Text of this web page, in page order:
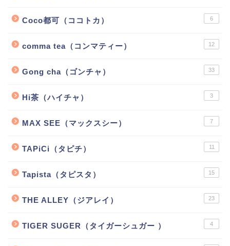
Coco都可（ココトカ） 6
comma tea（コンマティー） 12
Gong cha（ゴンチャ） 33
Hi茶（ハイチャ） 3
MAX SEE（マックスシー） 7
TAPiCi（タピチ） 11
Tapista（タピスタ） 15
THE ALLEY（ジアレイ） 23
TIGER SUGER（タイガーシュガー ） 4